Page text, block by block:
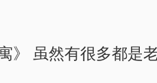
》 虽然有很多都是